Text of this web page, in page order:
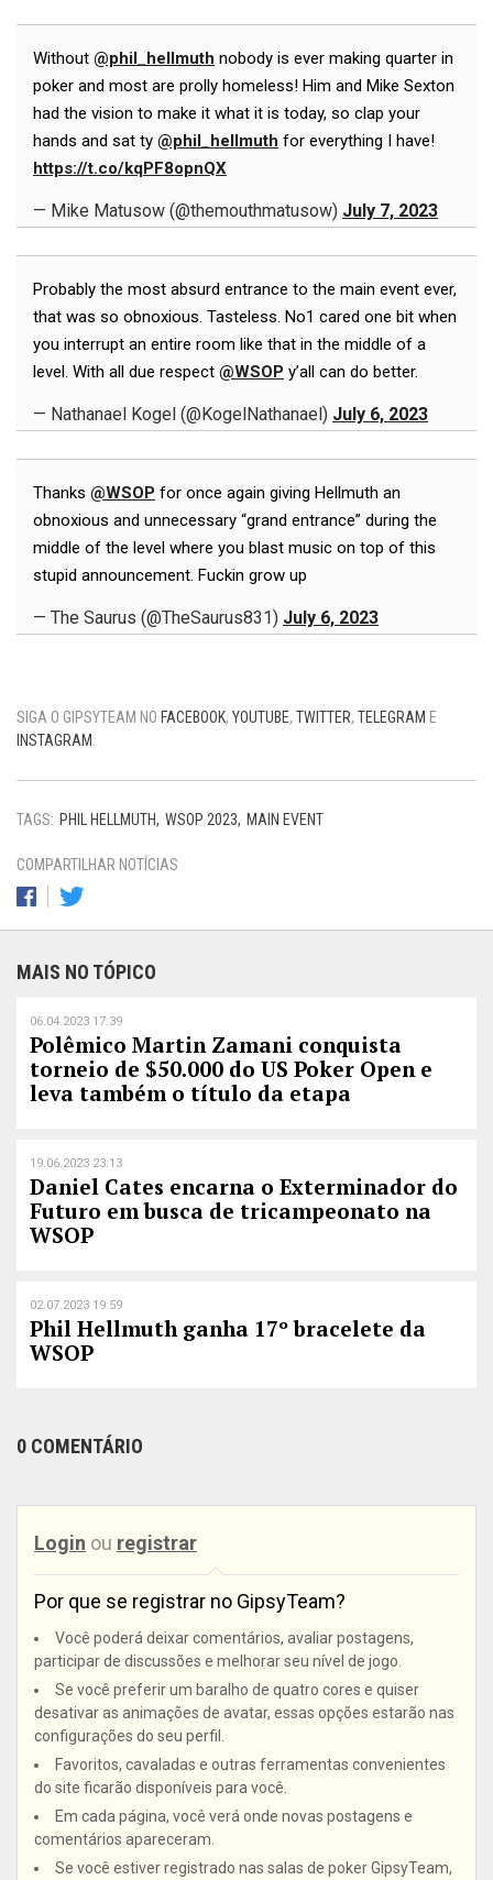
Without @phil_hellmuth nobody is ever making quarter in
poker and most are prolly homeless! Him and Mike Sexton
had the vision to make it what it is today, so clap your
hands and sat ty @phil_hellmuth for everything I have!
https://t.co/kqPF8opnQX
— Mike Matusow (@themouthmatusow) July 7, 2023
Probably the most absurd entrance to the main event ever,
that was so obnoxious. Tasteless. No1 cared one bit when
you interrupt an entire room like that in the middle of a
level. With all due respect @WSOP y’all can do better.
— Nathanael Kogel (@KogelNathanael) July 6, 2023
Thanks @WSOP for once again giving Hellmuth an
obnoxious and unnecessary “grand entrance” during the
middle of the level where you blast music on top of this
stupid announcement. Fuckin grow up
— The Saurus (@TheSaurus831) July 6, 2023
SIGA O GIPSYTEAM NO FACEBOOK, YOUTUBE, TWITTER, TELEGRAM E
INSTAGRAM
TAGS: PHIL HELLMUTH WSOP 2023 MAIN EVENT
COMPARTILHAR NOTÍCIAS
MAIS NO TÓPICO
06.04.2023 17:39
Polêmico Martin Zamani conquista
torneio de $50.000 do US Poker Open e
leva também o título da etapa
19.06.2023 23:13
Daniel Cates encarna o Exterminador do
Futuro em busca de tricampeonato na
WSOP
02.07.2023 19:59
Phil Hellmuth ganha 17º bracelete da
WSOP
0 COMENTÁRIO
Login ou registrar
Por que se registrar no GipsyTeam?
Você poderá deixar comentários, avaliar postagens,
participar de discussões e melhorar seu nível de jogo.
Se você preferir um baralho de quatro cores e quiser
desativar as animações de avatar, essas opções estarão nas
configurações do seu perfil.
Favoritos, cavaladas e outras ferramentas convenientes
do site ficarão disponíveis para você.
Em cada página, você verá onde novas postagens e
comentários apareceram.
Se você estiver registrado nas salas de poker GipsyTeam,